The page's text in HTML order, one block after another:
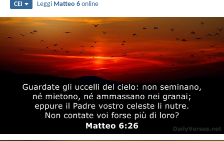
CEI Leggi Matteo 6 online